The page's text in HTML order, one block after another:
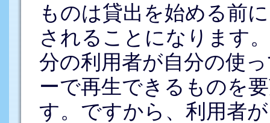
ものは貸出を始める前
されることになります
分の利用者が自分の使
ーで再生できるものを
す。ですから、利用者